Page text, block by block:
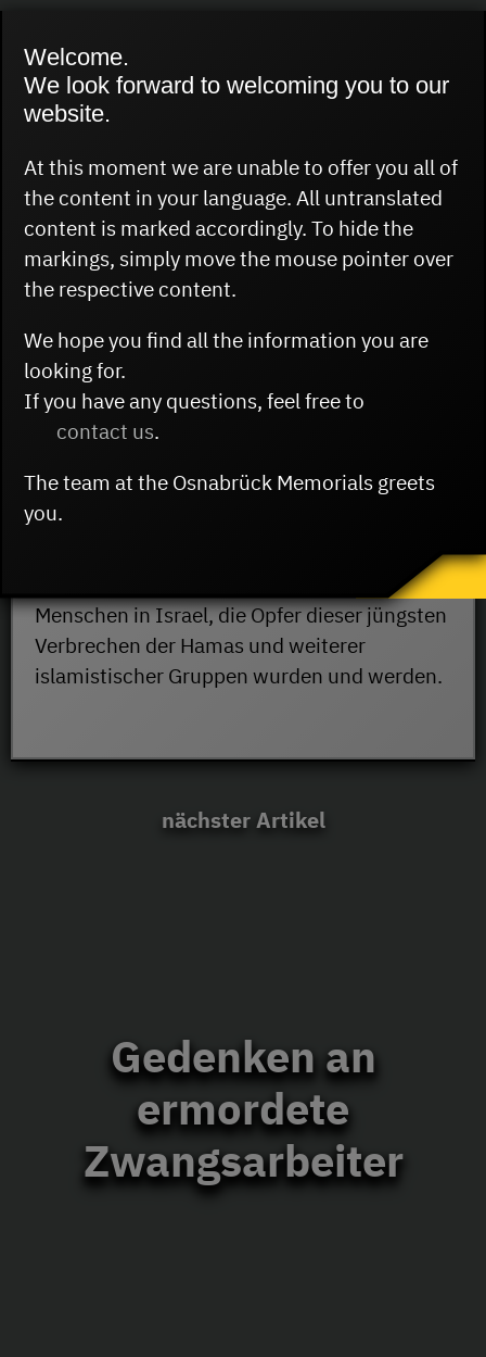
In Solidarität mit
Israel
10.10.2023
Gedenkstätten Gestapokeller und
Augustaschacht denken in diesen Stunden
Holocaustüberlebenden in Israel und an alle
Menschen in Israel, die Opfer dieser jüngsten
Verbrechen der Hamas und weiterer
islamistischer Gruppen wurden und werden.
nächster Artikel
Gedenken an
ermordete
Zwangsarbeiter
Welcome.
We look forward to welcoming you to our
website.
At this moment we are unable to offer you all of
the content in your language. All untranslated
content is marked accordingly. To hide the
markings, simply move the mouse pointer over
the respective content.
We hope you find all the information you are
looking for.
If you have any questions, feel free to
contact us.
The team at the Osnabrück Memorials greets
you.